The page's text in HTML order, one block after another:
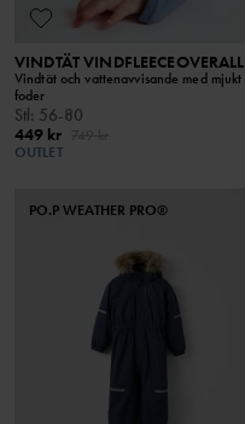
VINDTÄT VINDFLEECEOVERALL
Vindtät och vattenavvisande med mjukt
foder
Stl: 56-80
449 kr
OUTLET
PO.P WEATHER PRO®